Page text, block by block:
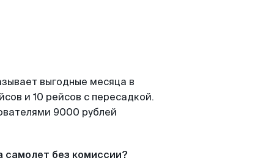
выгодные месяца в
и 10 рейсов с пересадкой.
9000 рублей
самолет без комиссии?